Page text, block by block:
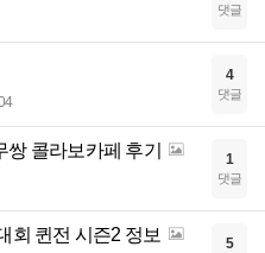
댓글
4
댓글
콜라보카페 후기 1
댓글
회 퀸전 시즌2 정보 5